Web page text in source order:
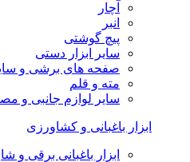
آچار
انبر
پیچ گوشتی
سایر ابزار دستی
صفحه های برشی و
مته و قلم
سایر لوازم جانبی و
ابزار باغبانی و کشاورزی
ابزار باغبانی برقی و